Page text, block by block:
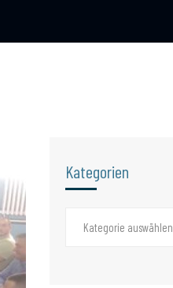
Kategorien
Kategorie auswählen